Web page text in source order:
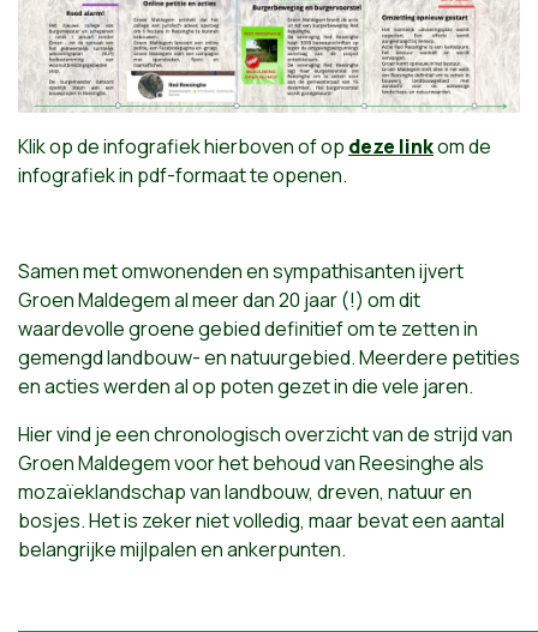
Klik op de infografiek hierboven of op deze linkom de
infografiek in pdf-formaat te openen.
Samen met omwonenden en sympathisanten ijvert
Groen Maldegem al meer dan 20 jaar (!) om dit
waardevolle groene gebied definitief om te zetten in
gemengd landbouw- en natuurgebied. Meerdere petities
en acties werden al op poten gezet in die vele jaren.
Hier vind je een chronologisch overzicht van de strijd van
Groen Maldegem voor het behoud van Reesinghe als
mozaïeklandschap van landbouw, dreven, natuur en
bosjes. Het is zeker niet volledig, maar bevat een aantal
belangrijke mijlpalen en ankerpunten.